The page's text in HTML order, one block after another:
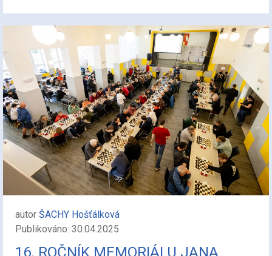
autor ŠACHY Hošťálková
Publikováno: 30.04.2025
16. ROČNÍK MEMORIÁLU JANA